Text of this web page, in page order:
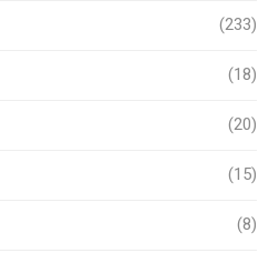
(233)
(18)
(20)
(15)
(8)